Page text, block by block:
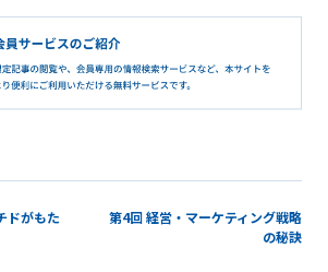
ドがもた
第4回 経営・マーケティング戦略
の秘訣